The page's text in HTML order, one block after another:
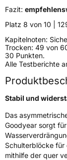
EU Label
EffizienzC
NasshaftungA
Rollgeräusch (dB)
Fahrzeugklasse
Fazit:
Platz 8 von 10 |
Kapitelnoten:
Trocken: 49 von
30 Punkten.
Alle Testberichte
Stabil und
Das
Goodyear sorgt
Schulterblöcke für
mithilfe der quer